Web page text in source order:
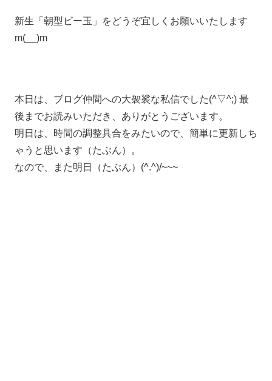
新生「朝型ビー玉」をどうぞ宜しくお願いいたします
m(__)m
本日は、ブログ仲間への大袈裟な私信でした(^▽^;) 最
後までお読みいただき、ありがとうございます。
明日は、時間の調整具合をみたいので、簡単に更新しち
ゃうと思います（たぶん）。
なので、また明日（たぶん）(^.^)/~~~